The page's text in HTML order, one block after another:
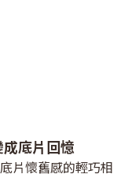
底片回憶
片懷舊感的輕巧相